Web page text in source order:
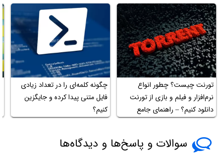
تورنت چیست؟ چطور انواع
نرم‌افزار و فیلم و بازی از تورنت
دانلود کنیم؟ – راهنمای جامع
چگونه کلمه‌ای را در تعداد زیادی
فایل متنی پیدا کرده و جایگزین
کنیم؟
سوالات و پاسخ‌ها و دیدگاه‌ها